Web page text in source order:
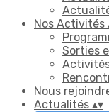
Nos Activités
Sorties
Nous
Actualités ▴▾